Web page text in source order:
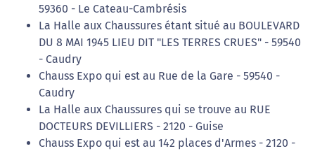
59360 - Le Cateau-Cambrésis
La Halle aux Chaussures étant situé au BOULEVARD
DU 8 MAI 1945 LIEU DIT "LES TERRES CRUES" - 59540
- Caudry
Chauss Expo qui est au Rue de la Gare - 59540 -
Caudry
La Halle aux Chaussures qui se trouve au RUE
DOCTEURS DEVILLIERS - 2120 - Guise
Chauss Expo qui est au 142 places d'Armes - 2120 -